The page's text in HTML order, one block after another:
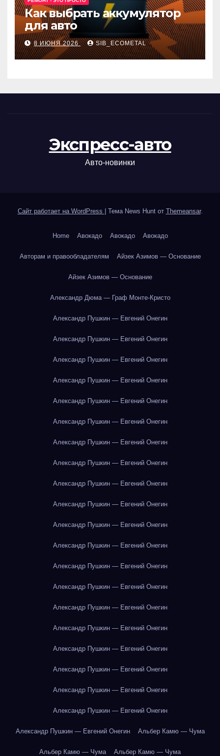
Как выбрать аккумулятор
для авто
8 ИЮНЯ 2026 SIB_ECOMETAL
Экспресс-авто
Авто-новинки
Сайт работает на WordPress Тема News Hunt от Themeansar.
Home Авокадо Авокадо Авокадо
Авторам и правообладателям Айзек Азимов — Основание
Айзек Азимов — Основание
Александр Дюма — Граф Монте-Кристо
Александр Пушкин — Евгений Онегин
Александр Пушкин — Евгений Онегин
Александр Пушкин — Евгений Онегин
Александр Пушкин — Евгений Онегин
Александр Пушкин — Евгений Онегин
Александр Пушкин — Евгений Онегин
Александр Пушкин — Евгений Онегин
Александр Пушкин — Евгений Онегин
Александр Пушкин — Евгений Онегин
Александр Пушкин — Евгений Онегин
Александр Пушкин — Евгений Онегин
Александр Пушкин — Евгений Онегин
Александр Пушкин — Евгений Онегин
Александр Пушкин — Евгений Онегин
Александр Пушкин — Евгений Онегин
Александр Пушкин — Евгений Онегин
Александр Пушкин — Евгений Онегин
Александр Пушкин — Евгений Онегин
Александр Пушкин — Евгений Онегин
Александр Пушкин — Евгений Онегин
Александр Пушкин — Евгений Онегин Альбер Камю — Чума
Альбер Камю — Чума Альбер Камю — Чума